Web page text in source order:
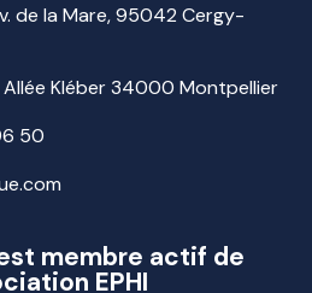
de la Mare, 95042 Cergy-
Kléber 34000 Montpellier
50
membre actif de
EPHI